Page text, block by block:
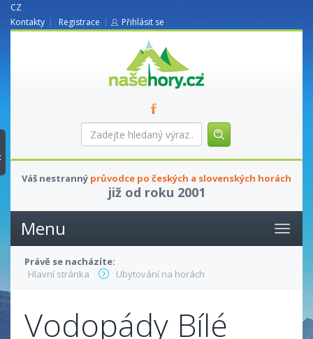
CZ
Kontakty
Registrace Přihlásit se
nasehory.cz
Zadejte
hledaný
Váš nestranný průvodce po českých a slovenských horách
již od roku 2001
Menu
Právě se nacházíte:
Hlavní stránka
Ubytování na horách
Vodopády Bílé